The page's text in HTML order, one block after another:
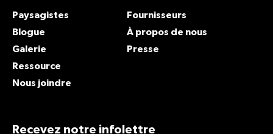
Paysagistes
Fournisseurs
Blogue
À propos de nous
Galerie
Presse
Ressource
Nous joindre
Recevez notre infolettre